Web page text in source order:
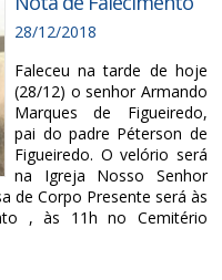
28/12/2018
Faleceu na tarde de hoje
(28/12) o senhor Armando
Marques de Figueiredo,
pai do padre Péterson de
Figueiredo. O velório será
na Igreja Nosso Senhor
de Corpo Presente será às
, às 11h no Cemitério